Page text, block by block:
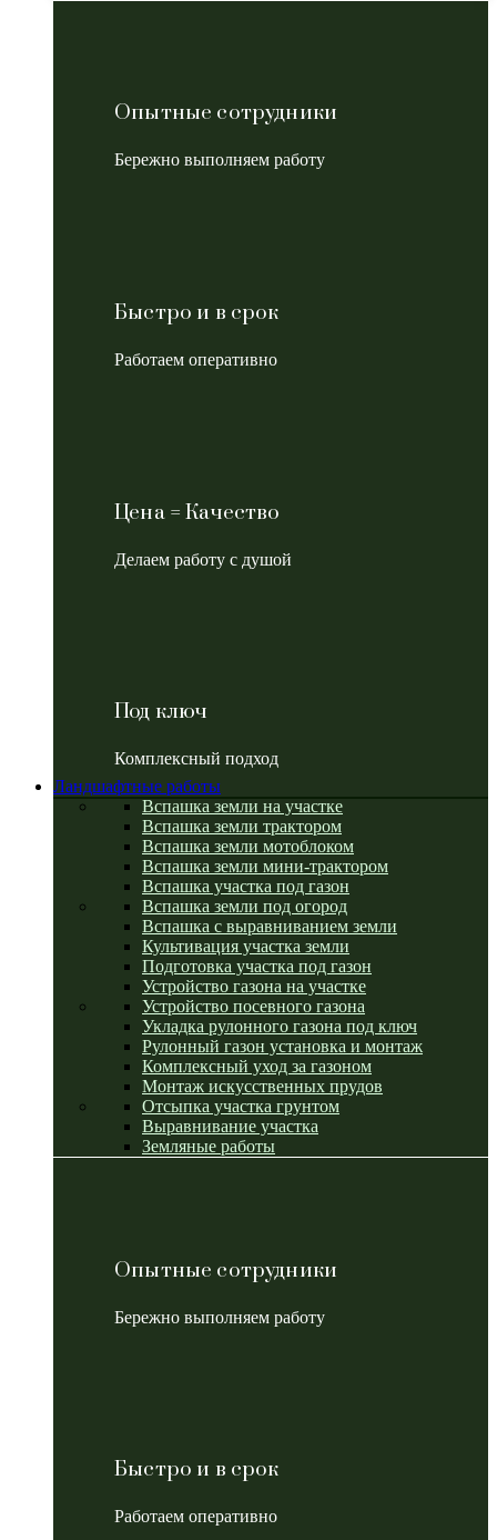
Опытные сотрудники
Бережно выполняем работу
Быстро и в срок
Работаем оперативно
Цена = Качество
Делаем работу с душой
Под ключ
Комплексный подход
Ландшафтные работы
Вспашка земли на участке
Вспашка земли трактором
Вспашка земли мотоблоком
Вспашка земли мини-трактором
Вспашка участка под газон
Вспашка земли под огород
Вспашка с выравниванием земли
Культивация участка земли
Подготовка участка под газон
Устройство газона на участке
Устройство посевного газона
Укладка рулонного газона под ключ
Рулонный газон установка и монтаж
Комплексный уход за газоном
Монтаж искусственных прудов
Отсыпка участка грунтом
Выравнивание участка
Земляные работы
Опытные сотрудники
Бережно выполняем работу
Быстро и в срок
Работаем оперативно